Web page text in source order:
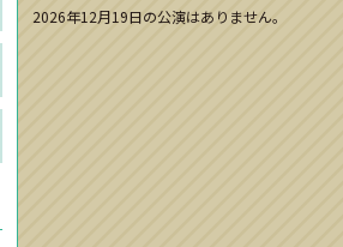
2026年12月19日の公演はありません。